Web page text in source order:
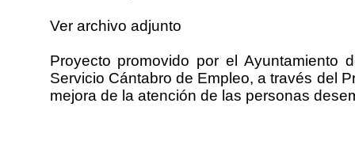
Ver archivo adjunto
Proyecto promovido por el Ayuntamiento
Servicio Cántabro de Empleo, a través del
mejora de la atención de las personas